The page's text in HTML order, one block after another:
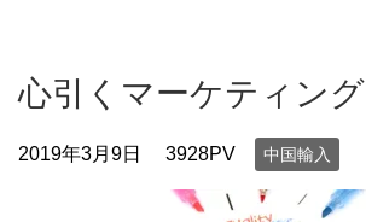
心引くマーケティング
2019年3月9日 3928PV 中国輸入